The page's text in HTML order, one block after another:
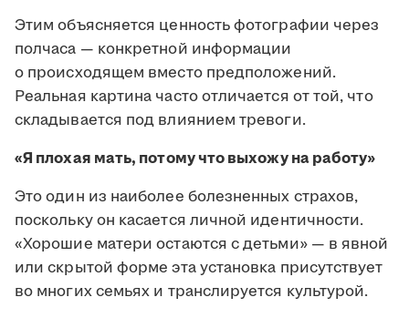
Этим объясняется ценность фотографии через
полчаса — конкретной информации
о происходящем вместо предположений.
Реальная картина часто отличается от той, что
складывается под влиянием тревоги.
«Я плохая мать, потому что выхожу на работу»
Это один из наиболее болезненных страхов,
поскольку он касается личной идентичности.
«Хорошие матери остаются с детьми» — в явной
или скрытой форме эта установка присутствует
во многих семьях и транслируется культурой.